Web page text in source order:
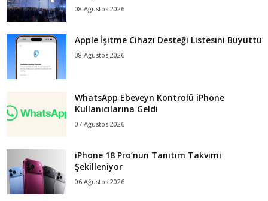
08 Ağustos 2026
Apple İşitme Cihazı Desteği Listesini Büyüttü
08 Ağustos 2026
WhatsApp Ebeveyn Kontrolü iPhone
Kullanıcılarına Geldi
07 Ağustos 2026
iPhone 18 Pro’nun Tanıtım Takvimi
Şekilleniyor
06 Ağustos 2026